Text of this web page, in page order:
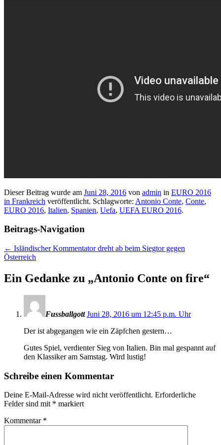
Dieser Beitrag wurde am Juni 28, 2016 von admin in EURO 2016
in Frankreich veröffentlicht. Schlagworte: Antonio Conte, Conte,
EURO 2016, Italien, Spanien, Uefa, UEFA EURO 2016.
Beitrags-Navigation
← Isländischer Kommentator dreht ab beim Siegtor gegen
Österreich
Ein Gedanke zu „Antonio Conte on fire“
Fussballgott Juni 28, 2016 um 12:45 p.m. Uhr
Der ist abgegangen wie ein Zäpfchen gestern…
Gutes Spiel, verdienter Sieg von Italien. Bin mal gespannt auf
den Klassiker am Samstag. Wird lustig!
Schreibe einen Kommentar
Deine E-Mail-Adresse wird nicht veröffentlicht. Erforderliche
Felder sind mit * markiert
Kommentar *